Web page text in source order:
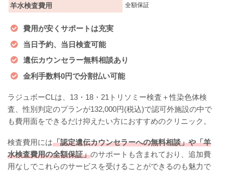
羊水検査費用 全額保証
費用が安くサポートは充実
当日予約、当日検査可能
遺伝カウンセラー無料相談あり
金利手数料0円で分割払い可能
ラジュボーCLは、13・18・21トリソミー検査＋性染色体検
査、性別判定のプランが132,000円(税込)で認可外施設の中で
も費用面をできるだけ抑えたい方におすすめのクリニック。
検査費用には「認定遺伝カウンセラーへの無料相談」や「羊
水検査費用の全額保証」のサポートも含まれており、追加費
用なしでこれらのサービスを受けることができるのも魅力で